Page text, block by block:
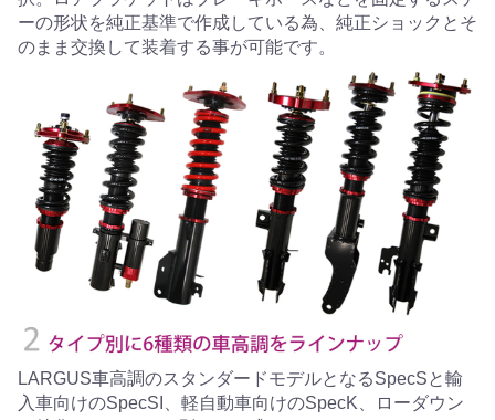
ーの形状を純正基準で作成している為、純正ショックとそ
のまま交換して装着する事が可能です。
LARGUS車高調のスタンダードモデルとなるSpecSと輸
入車向けのSpecSI、軽自動車向けのSpecK、ローダウン